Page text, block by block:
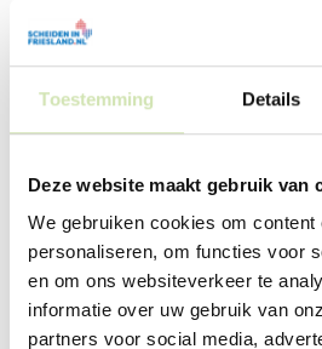
Toestemming Details
Deze website maakt gebruik van
We gebruiken cookies om content
personaliseren, om functies voor
en om ons websiteverkeer te
informatie over uw gebruik van
partners voor social media,